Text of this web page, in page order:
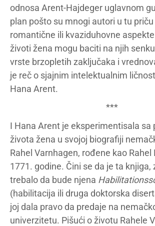
odnosa Arent-Hajdeger uglavnom
plan pošto su mnogi autori u tu
romantične ili kvaziduhovne
životi žena mogu baciti na njih
vrste brzopletih zaključaka i
je reč o sjajnim intelektualnim
Hana Arent.
***
I Hana Arent je eksperimentisala sa
života žena u svojoj biografiji
Rahel Varnhagen, rođene kao Rahel
1771. godine. Čini se da je ta knjiga,
trebalo da bude njena
(habilitacija ili druga doktorska
joj dala pravo da predaje na
univerzitetu. Pišući o životu Rahele